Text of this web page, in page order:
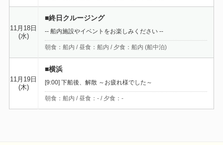
11月18日
(水)
■終日クルージング
-- 船内施設やイベントをお楽しみください --
朝食：船内 / 昼食：船内 / 夕食：船内 (船中泊)
11月19日
(木)
■横浜
[9:00] 下船後、解散 ～お疲れ様でした～
朝食：船内 / 昼食：- / 夕食：-